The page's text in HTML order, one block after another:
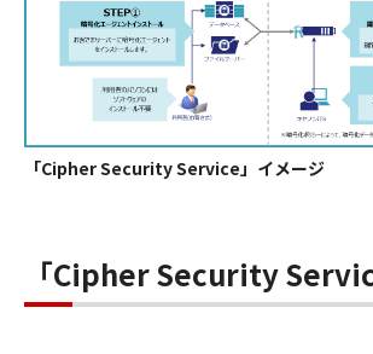
「Cipher Security Service」イメージ
「Cipher Security